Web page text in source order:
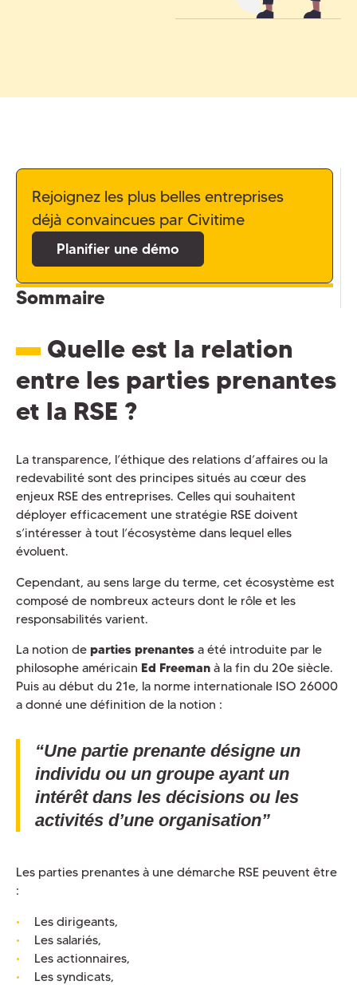
Rejoignez les plus belles entreprises
déjà convaincues par Civitime
Planifier une démo
Sommaire
Quelle est la relation
entre les parties prenantes
et la RSE ?
La transparence, l’éthique des relations d’affaires ou la
redevabilité sont des principes situés au cœur des
enjeux RSE des entreprises. Celles qui souhaitent
déployer efficacement une stratégie RSE doivent
s’intéresser à tout l’écosystème dans lequel elles
évoluent.
Cependant, au sens large du terme, cet écosystème est
composé de nombreux acteurs dont le rôle et les
responsabilités varient.
La notion de parties prenantesa été introduite par le
philosophe américain Ed Freemanà la fin du 20e siècle.
Puis au début du 21e, la norme internationale ISO 26000
a donné une définition de la notion :
“Une partie prenante désigne un
individu ou un groupe ayant un
intérêt dans les décisions ou les
activités d’une organisation”
Les parties prenantes à une démarche RSE peuvent être
:
Les dirigeants,
Les salariés,
Les actionnaires,
Les syndicats,